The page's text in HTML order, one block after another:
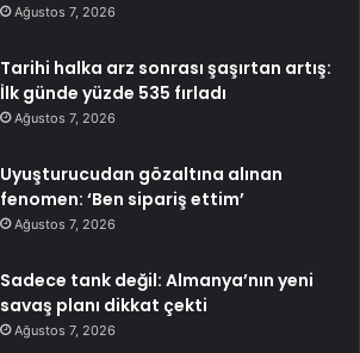
Ağustos 7, 2026
Tarihi halka arz sonrası şaşırtan artış:
İlk günde yüzde 535 fırladı
Ağustos 7, 2026
Uyuşturucudan gözaltına alınan
fenomen: ‘Ben sipariş ettim’
Ağustos 7, 2026
Sadece tank değil: Almanya’nın yeni
savaş planı dikkat çekti
Ağustos 7, 2026